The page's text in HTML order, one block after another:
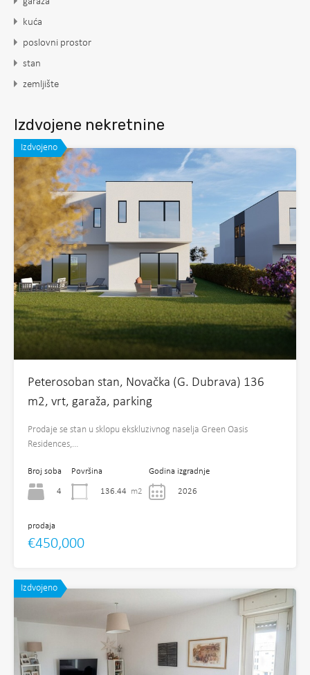
kuća
poslovni prostor
stan
zemljište
Izdvojene nekretnine
Izdvojeno
Peterosoban stan, Novačka (G. Dubrava) 136
m2, vrt, garaža, parking
Prodaje se stan u sklopu ekskluzivnog naselja Green Oasis
Residences,…
Broj soba
4
Površina
136.44 m2
Godina izgradnje
2026
prodaja
€450,000
Izdvojeno